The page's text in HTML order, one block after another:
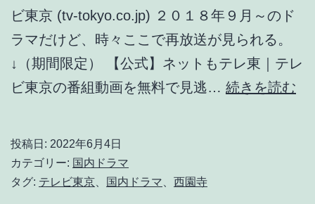
ビ東京 (tv-tokyo.co.jp) ２０１８年９月～のド
ラマだけど、時々ここで再放送が見られる。
↓（期間限定） 【公式】ネットもテレ東｜テレ
ビ東京の番組動画を無料で見逃… 続きを読む
投稿日: 2022年6月4日
カテゴリー: 国内ドラマ
タグ: テレビ東京 国内ドラマ 西園寺